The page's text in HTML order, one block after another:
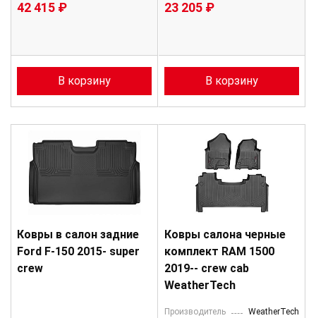
42 415 ₽
В корзину
23 205 ₽
В корзину
Ковры в салон задние
Ford F-150 2015- super
crew
Ковры салона черные
комплект RAM 1500
2019-- crew cab
WeatherTech
Производитель
WeatherTech